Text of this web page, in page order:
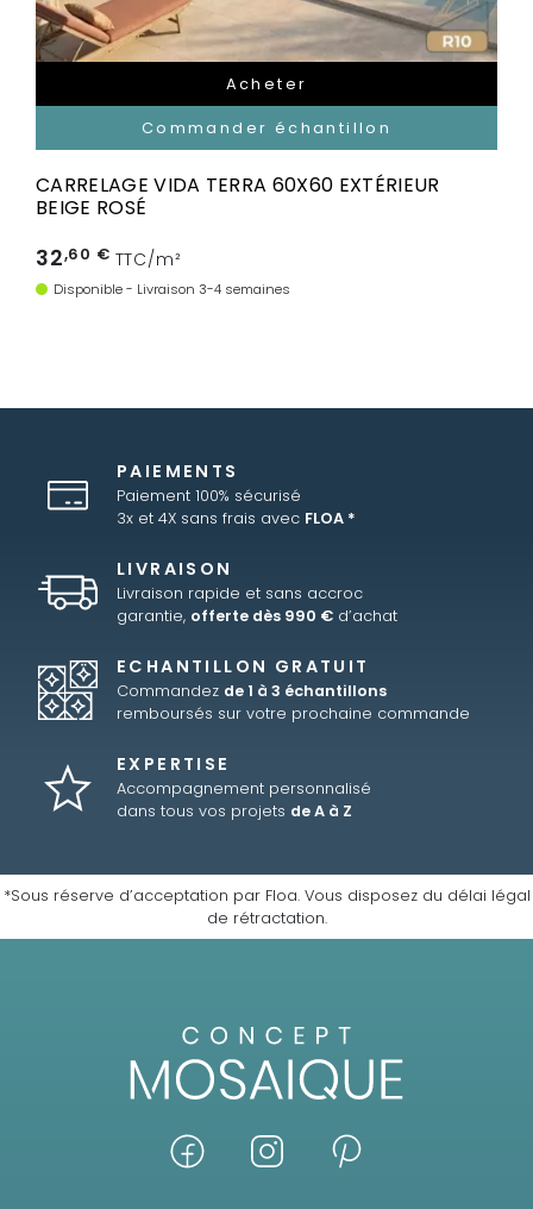
Acheter
Commander échantillon
CARRELAGE VIDA TERRA 60X60 EXTÉRIEUR
BEIGE ROSÉ
32,60 € TTC/m²
Disponible - Livraison 3-4 semaines
PAIEMENTS
Paiement 100% sécurisé
3x et 4X sans frais avec FLOA *
LIVRAISON
Livraison rapide et sans accroc
garantie, offerte dès 990 € d’achat
ECHANTILLON GRATUIT
Commandez de 1 à 3 échantillons
remboursés sur votre prochaine commande
EXPERTISE
Accompagnement personnalisé
dans tous vos projets de A à Z
*Sous réserve d’acceptation par Floa. Vous disposez du délai légal
de rétractation.